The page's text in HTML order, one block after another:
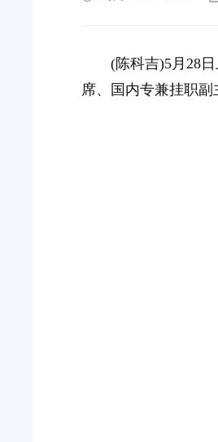
(陈科吉)5月28
席、国内专兼挂职